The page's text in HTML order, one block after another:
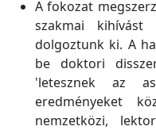
A fokozat
szakmai kihívást
dolgoztunk ki. A
be doktori
'letesznek az
eredményeket
nemzetközi,